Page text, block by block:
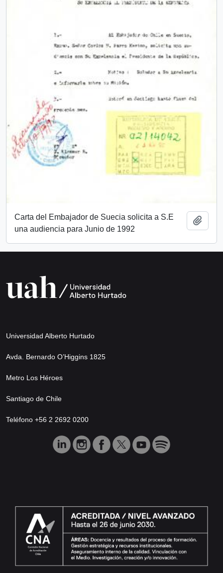
Carta del Embajador de Suecia solicita a S.E
una audiencia para Junio de 1992
Universidad Alberto Hurtado
Avda. Bernardo O’Higgins 1825
Metro Los Héroes
Santiago de Chile
Teléfono +56 2 2692 0200